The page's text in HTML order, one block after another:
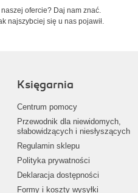
ofercie? Daj nam znać.
najszybciej się u nas pojawił.
Księgarnia
Centrum pomocy
Przewodnik dla niewidomych,
słabowidzących i niesłyszących
Regulamin sklepu
Polityka prywatności
Deklaracja dostępności
Formy i koszty wysyłki